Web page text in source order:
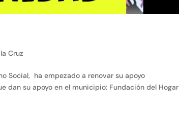
Cruz
Social, ha empezado a renovar su apoyo
dan su apoyo en el municipio: Fundación del Hogar